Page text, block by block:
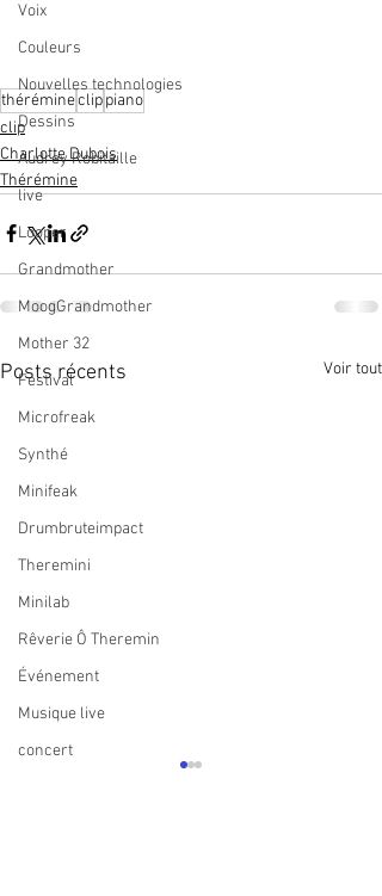
Voix
Couleurs
Nouvelles technologies
Dessins
Audrey Robitaille
live
Looper
Grandmother
MoogGrandmother
Mother 32
Festival
Microfreak
Synthé
Minifeak
Drumbruteimpact
Theremini
Minilab
Rêverie Ô Theremin
Événement
Musique live
concert
thérémineclippiano
clip
Charlotte Dubois
Thérémine
Posts récents Voir tout